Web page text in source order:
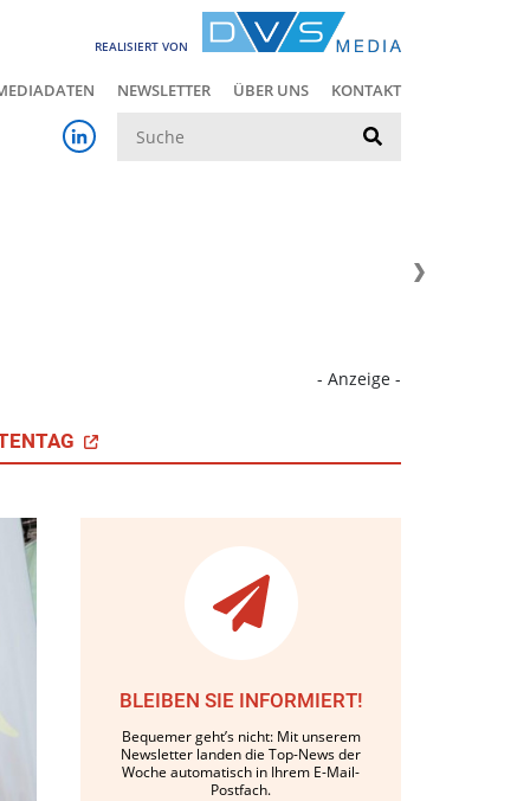
REALISIERT VON
NEWSLETTER ÜBER UNS KONTAKT
- Anzeige -
BLEIBEN SIE INFORMIERT!
Bequemer geht’s nicht: Mit unserem
Newsletter landen die Top-News der
Woche automatisch in Ihrem E-Mail-
Postfach.